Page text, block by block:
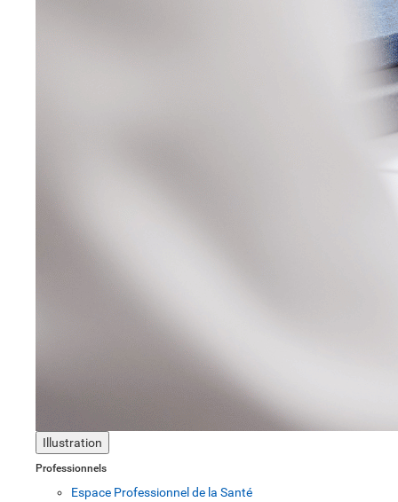
Illustration
Professionnels
Espace Professionnel de la Santé